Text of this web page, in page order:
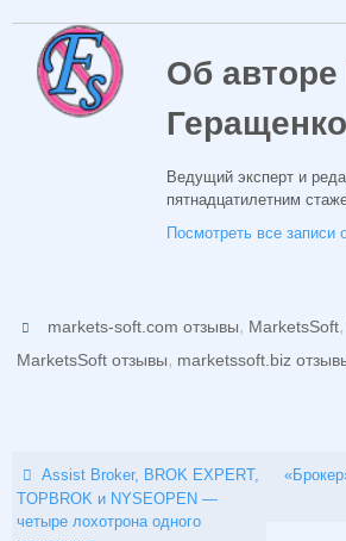
Об авторе
Геращенко
Ведущий эксперт и
пятнадцатилетним
Посмотреть все записи
markets-soft.com отзывы, MarketsSoft,
MarketsSoft отзывы, marketssoft.biz
Assist Broker, BROK EXPERT,
TOPBROK и NYSEOPEN —
четыре лохотрона одного